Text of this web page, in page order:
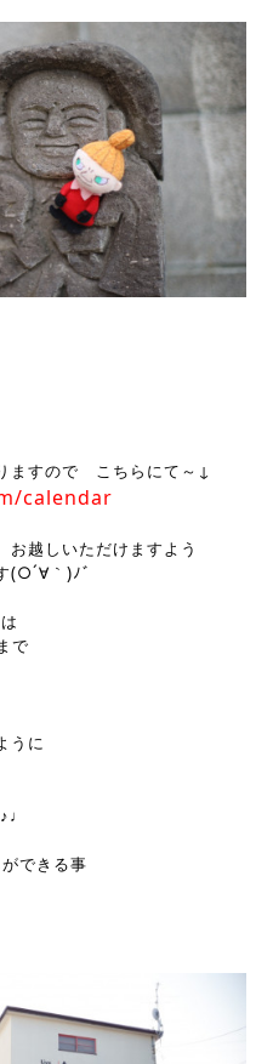
ますので こちらにて～ ↓
calendar
お越しいただけますよう
(○´∀｀)ﾉﾞ
は
まで
うに
できる事